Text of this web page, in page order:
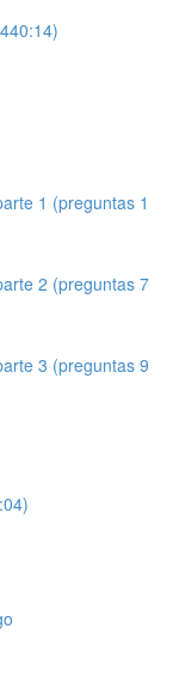
1 (preguntas 1
2 (preguntas 7
3 (preguntas 9